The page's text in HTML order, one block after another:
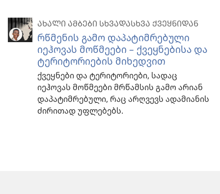
ᲐᲮᲐᲚᲘ ᲐᲛᲑᲔᲑᲘ ᲡᲮᲕᲐᲓᲐᲡᲮᲕᲐ ᲥᲕᲔᲧᲜᲘᲓᲐᲜ
რწმენის გამო დაპატიმრებული
იეჰოვას მოწმეები – ქვეყნებისა და
ტერიტორიების მიხედვით
ქვეყნები და ტერიტორიები, სადაც
იეჰოვას მოწმეები მრწამსის გამო არიან
დაპატიმრებული, რაც არღვევს ადამიანის
ძირითად უფლებებს.